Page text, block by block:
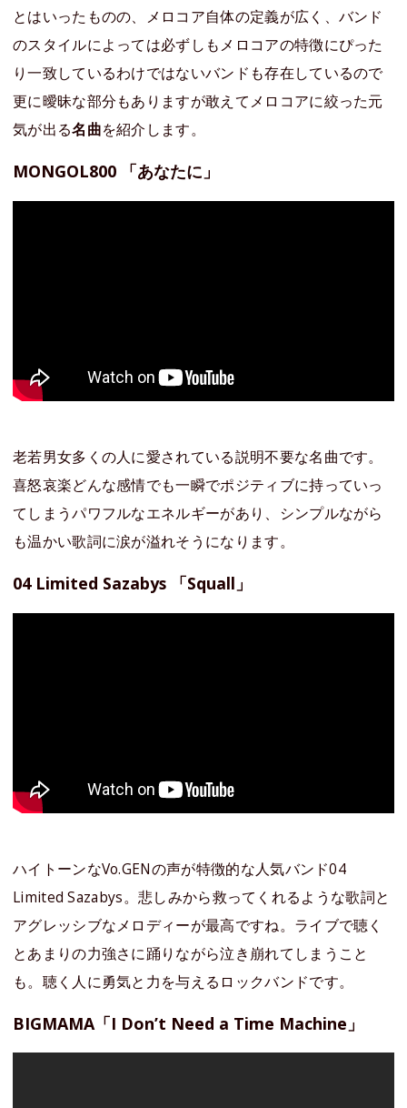
とはいったものの、メロコア自体の定義が広く、バンド
のスタイルによっては必ずしもメロコアの特徴にぴった
り一致しているわけではないバンドも存在しているので
更に曖昧な部分もありますが敢えてメロコアに絞った元
気が出る名曲を紹介します。
MONGOL800 「あなたに」
老若男女多くの人に愛されている説明不要な名曲です。
喜怒哀楽どんな感情でも一瞬でポジティブに持っていっ
てしまうパワフルなエネルギーがあり、シンプルながら
も温かい歌詞に涙が溢れそうになります。
04 Limited Sazabys 「Squall」
ハイトーンなVo.GENの声が特徴的な‪人気バンド04
Limited Sazabys。悲しみから救ってくれるような歌詞と
アグレッシブなメロディーが最高ですね。ライブで聴く
とあまりの力強さに踊りながら泣き崩れてしまうこと
も。聴く人に勇気と力を与えるロックバンドです。
BIGMAMA「I Don’t Need a Time Machine」